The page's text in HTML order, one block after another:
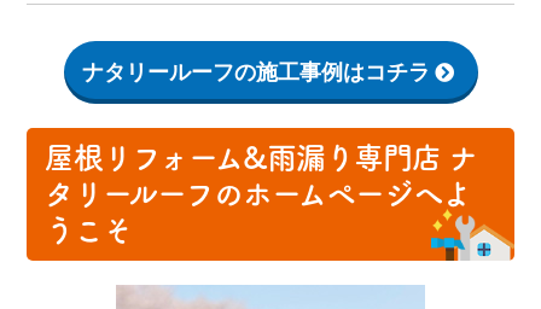
ナタリールーフの施工事例はコチラ
屋根リフォーム&雨漏り専門店 ナ
タリールーフのホームページへよ
うこそ